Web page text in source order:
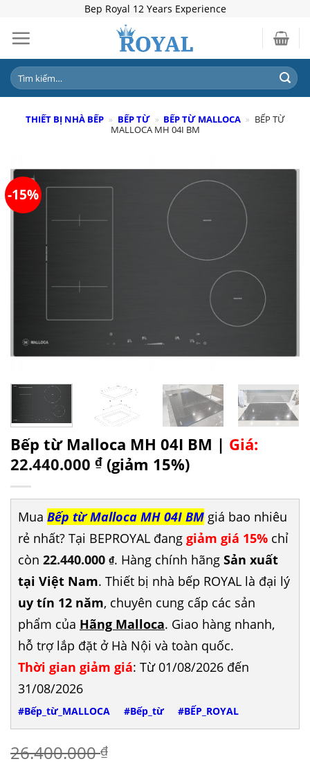
content
Bep Royal 12 Years Experience
Tìm
kiếm:
THIẾT BỊ NHÀ BẾP » BẾP TỪ » BẾP TỪ MALLOCA » BẾP TỪ
MALLOCA MH 04I BM
-15%
Bếp từ Malloca MH 04I BM | Giá:
22.440.000 ₫ (giảm 15%)
Mua Bếp từ Malloca MH 04I BM giá bao nhiêu
rẻ nhất? Tại BEPROYAL đang giảm giá 15% chỉ
còn 22.440.000 ₫. Hàng chính hãng Sản xuất
tại Việt Nam. Thiết bị nhà bếp ROYAL là đại lý
uy tín 12 năm, chuyên cung cấp các sản
phẩm của Hãng Malloca. Giao hàng nhanh,
hỗ trợ lắp đặt ở Hà Nội và toàn quốc.
Thời gian giảm giá: Từ 01/08/2026 đến
31/08/2026
#Bếp_từ_MALLOCA #Bếp_từ #BẾP_ROYAL
26.400.000₫